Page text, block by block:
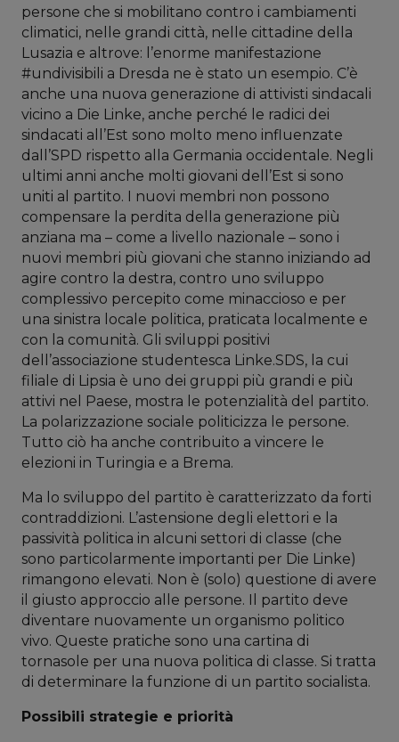
persone che si mobilitano contro i cambiamenti
climatici, nelle grandi città, nelle cittadine della
Lusazia e altrove: l’enorme manifestazione
#undivisibili a Dresda ne è stato un esempio. C’è
anche una nuova generazione di attivisti sindacali
vicino a Die Linke, anche perché le radici dei
sindacati all’Est sono molto meno influenzate
dall’SPD rispetto alla Germania occidentale. Negli
ultimi anni anche molti giovani dell’Est si sono
uniti al partito. I nuovi membri non possono
compensare la perdita della generazione più
anziana ma – come a livello nazionale – sono i
nuovi membri più giovani che stanno iniziando ad
agire contro la destra, contro uno sviluppo
complessivo percepito come minaccioso e per
una sinistra locale politica, praticata localmente e
con la comunità. Gli sviluppi positivi
dell’associazione studentesca Linke.SDS, la cui
filiale di Lipsia è uno dei gruppi più grandi e più
attivi nel Paese, mostra le potenzialità del partito.
La polarizzazione sociale politicizza le persone.
Tutto ciò ha anche contribuito a vincere le
elezioni in Turingia e a Brema.
Ma lo sviluppo del partito è caratterizzato da forti
contraddizioni. L’astensione degli elettori e la
passività politica in alcuni settori di classe (che
sono particolarmente importanti per Die Linke)
rimangono elevati. Non è (solo) questione di avere
il giusto approccio alle persone. Il partito deve
diventare nuovamente un organismo politico
vivo. Queste pratiche sono una cartina di
tornasole per una nuova politica di classe. Si tratta
di determinare la funzione di un partito socialista.
Possibili strategie e priorità